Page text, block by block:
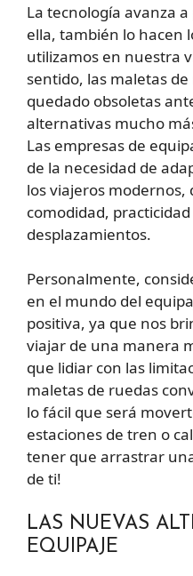
La tecnología avanza
ella, también lo hacen
utilizamos en nuestra
sentido, las maletas
quedado obsoletas
alternativas mucho
Las empresas de
de la necesidad de
los viajeros modernos,
comodidad,
desplazamientos.
Personalmente,
en el mundo del
positiva, ya que nos
viajar de una manera
que lidiar con las
maletas de ruedas
lo fácil que será
estaciones de tren o
tener que arrastrar
de ti!
LAS NUEVAS
EQUIPAJE